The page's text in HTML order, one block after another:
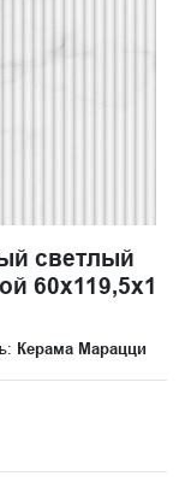
светлый
60x119,5x1
Керама Марацци